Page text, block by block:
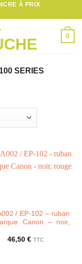
À PRIX
0
SERIES
/ EP-102 – ruban
Canon – noir,
46,50 € TTC